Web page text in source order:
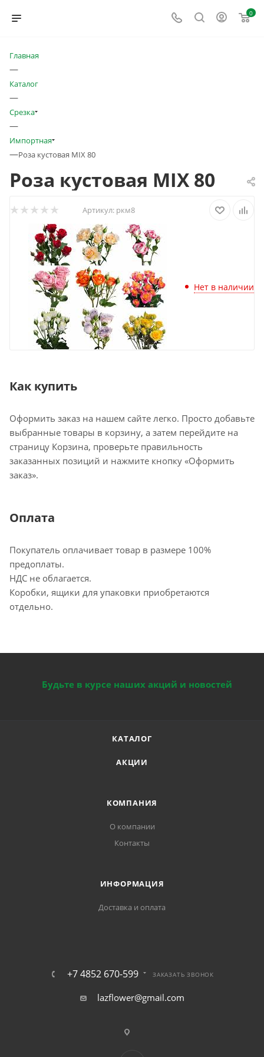
0
Главная
—
Каталог
—
Срезка
—
Импортная
—Роза кустовая MIX 80
Роза кустовая MIX 80
Артикул: ркм8
Нет в наличии
Как купить
Оформить заказ на нашем сайте легко. Просто добавьте
выбранные товары в корзину, а затем перейдите на
страницу Корзина, проверьте правильность
заказанных позиций и нажмите кнопку «Оформить
заказ».
Оплата
Покупатель оплачивает товар в размере 100%
предоплаты.
НДС не облагается.
Коробки, ящики для упаковки приобретаются
отдельно.
Будьте в курсе наших акций и новостей
КАТАЛОГ
АКЦИИ
КОМПАНИЯ
О компании
Контакты
ИНФОРМАЦИЯ
Доставка и оплата
+7 4852 670-599 ЗАКАЗАТЬ ЗВОНОК
lazflower@gmail.com